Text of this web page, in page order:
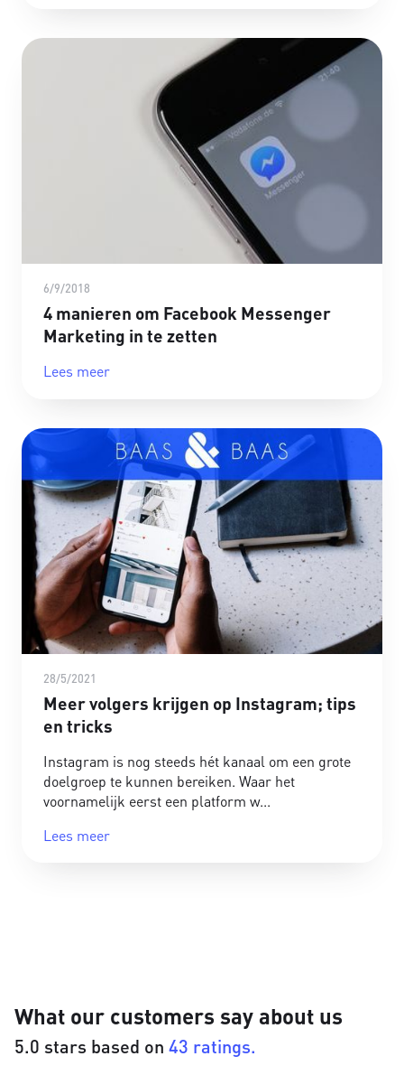
6/9/2018
4 manieren om Facebook Messenger
Marketing in te zetten
Lees meer
28/5/2021
Meer volgers krijgen op Instagram; tips
en tricks
Instagram is nog steeds hét kanaal om een grote
doelgroep te kunnen bereiken. Waar het
voornamelijk eerst een platform w
Lees meer
What our customers say about us
5.0 stars based on 43 ratings.